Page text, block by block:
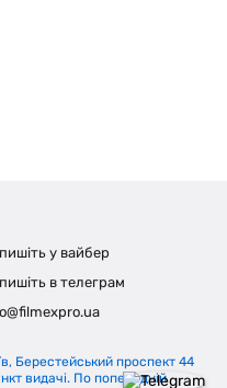
у вайбер
в телеграм
Берестейський проспект 44
видачі. По попередній